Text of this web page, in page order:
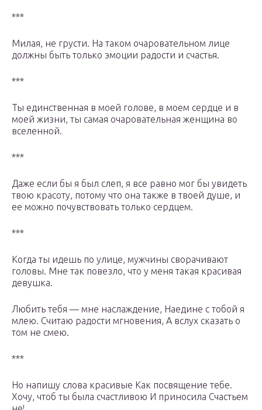
***
Милая, не грусти. На таком очаровательном лице
должны быть только эмоции радости и счастья.
***
Ты единственная в моей голове, в моем сердце и в
моей жизни, ты самая очаровательная женщина во
вселенной.
***
Даже если бы я был слеп, я все равно мог бы увидеть
твою красоту, потому что она также в твоей душе, и
ее можно почувствовать только сердцем.
***
Когда ты идешь по улице, мужчины сворачивают
головы. Мне так повезло, что у меня такая красивая
девушка.
Любить тебя — мне наслаждение, Наедине с тобой я
млею. Считаю радости мгновения, А вслух сказать о
том не смею.
***
Но напишу слова красивые Как посвящение тебе.
Хочу, чтоб ты была счастливою И приносила Счастьем